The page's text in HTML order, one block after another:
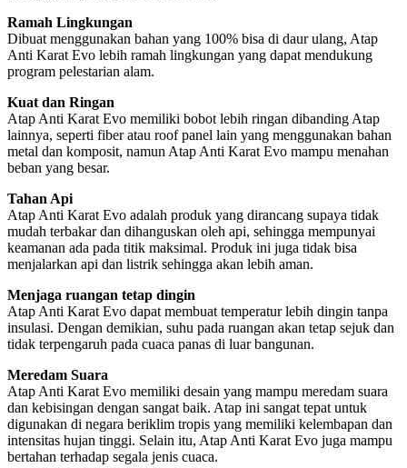
Ramah Lingkungan
Dibuat menggunakan bahan yang 100% bisa di daur ulang, Atap
Anti Karat Evo lebih ramah lingkungan yang dapat mendukung
program pelestarian alam.
Kuat dan Ringan
Atap Anti Karat Evo memiliki bobot lebih ringan dibanding Atap
lainnya, seperti fiber atau roof panel lain yang menggunakan bahan
metal dan komposit, namun Atap Anti Karat Evo mampu menahan
beban yang besar.
Tahan Api
Atap Anti Karat Evo adalah produk yang dirancang supaya tidak
mudah terbakar dan dihanguskan oleh api, sehingga mempunyai
keamanan ada pada titik maksimal. Produk ini juga tidak bisa
menjalarkan api dan listrik sehingga akan lebih aman.
Menjaga ruangan tetap dingin
Atap Anti Karat Evo dapat membuat temperatur lebih dingin tanpa
insulasi. Dengan demikian, suhu pada ruangan akan tetap sejuk dan
tidak terpengaruh pada cuaca panas di luar bangunan.
Meredam Suara
Atap Anti Karat Evo memiliki desain yang mampu meredam suara
dan kebisingan dengan sangat baik. Atap ini sangat tepat untuk
digunakan di negara beriklim tropis yang memiliki kelembapan dan
intensitas hujan tinggi. Selain itu, Atap Anti Karat Evo juga mampu
bertahan terhadap segala jenis cuaca.